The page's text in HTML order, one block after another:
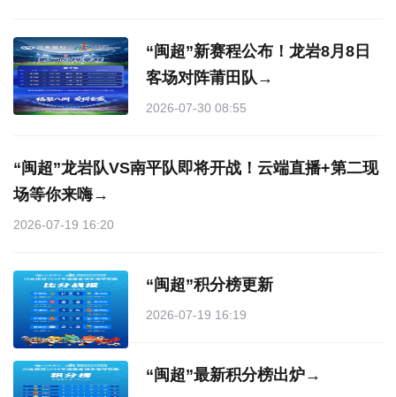
“闽超”新赛程公布！龙岩8月8日
客场对阵莆田队→
2026-07-30 08:55
“闽超”龙岩队VS南平队即将开战！云端直播+第二现
场等你来嗨→
2026-07-19 16:20
“闽超”积分榜更新
2026-07-19 16:19
“闽超”最新积分榜出炉→